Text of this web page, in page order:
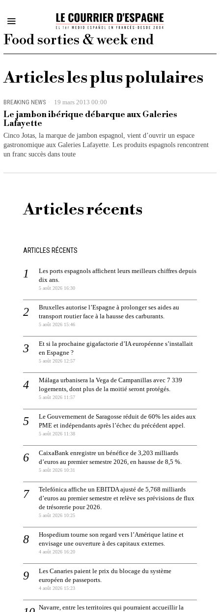
Food sorties & week end
Articles les plus polulaires
BREAKING NEWS 19 mars 2013 00:00
Le jambon ibérique débarque aux Galeries
Lafayette
Cinco Jotas, la marque de jambon espagnol, vient d’ouvrir un espace
gastronomique aux Galeries Lafayette. Les produits espagnols rencontrent
un franc succès dans toute
Articles récents
ARTICLES RÉCENTS
Les ports espagnols affichent leurs meilleurs chiffres depuis
dix ans.
5 août 2026 16:30
Bruxelles autorise l’Espagne à prolonger ses aides au
transport routier face à la hausse des carburants.
5 août 2026 15:46
Et si la prochaine gigafactorie d’IA européenne s’installait
en Espagne ?
5 août 2026 12:57
Málaga urbanisera la Vega de Campanillas avec 7 339
logements, dont plus de la moitié seront protégés.
5 août 2026 11:57
Le Gouvernement de Saragosse réduit de 60% les aides aux
PME et indépendants après l’échec du précédent appel.
5 août 2026 11:38
CaixaBank enregistre un bénéfice de 3,203 milliards
d’euros au premier semestre 2026, en hausse de 8,5 %.
5 août 2026 10:31
Telefónica affiche un EBITDA ajusté de 5,768 milliards
d’euros au premier semestre et relève ses prévisions de flux
de trésorerie pour 2026.
5 août 2026 10:25
Hospedium tourne son regard vers l’Amérique latine et
envisage une ouverture à des capitaux externes.
4 août 2026 16:20
Les Canaries paient le prix du blocage du système
européen de passeports.
4 août 2026 15:23
Navarre, entre les territoires qui pourraient accueillir la